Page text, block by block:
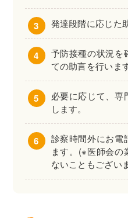
発達段階に応じた
予防接種の状況を
ての助言を行います
必要に応じて、専
します。
診察時間外にお電
ます。(※医師会の
ないこともござい